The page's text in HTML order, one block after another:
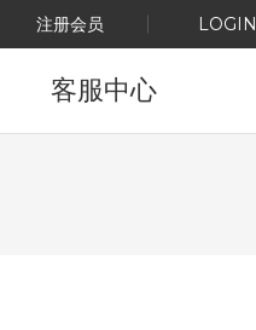
注册会员 LOGIN
客服中心